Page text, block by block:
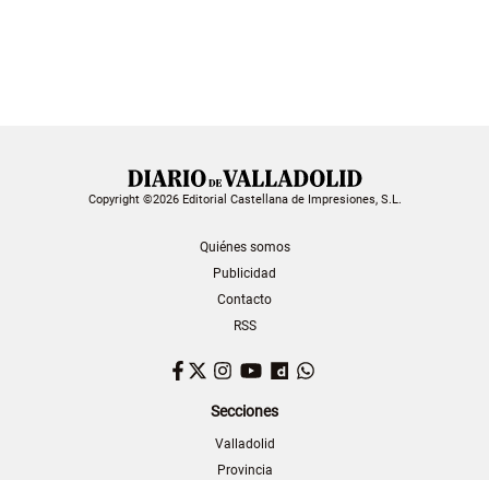
Copyright ©2026 Editorial Castellana de Impresiones, S.L.
Quiénes somos
Publicidad
Contacto
RSS
Facebook
TwitterInstagram
YouTubeDailymotion
Secciones
Valladolid
Provincia